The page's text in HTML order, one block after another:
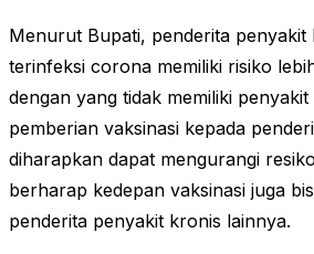
Menurut Bupati, penderita penyakit
terinfeksi corona memiliki risiko
dengan yang tidak memiliki
pemberian vaksinasi kepada
diharapkan dapat mengurangi
berharap kedepan vaksinasi juga
penderita penyakit kronis lainnya.